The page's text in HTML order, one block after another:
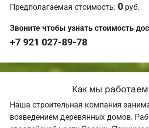
Предполагаемая стоимость: 0 руб.
Звоните чтобы узнать стоимость
+7 921 027-89-78
Как мы работаем
Наша строительная компания
возведением деревянных домов.